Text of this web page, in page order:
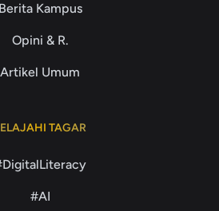
Berita Kampus
Opini & R.
Artikel Umum
TAGAR
#AI